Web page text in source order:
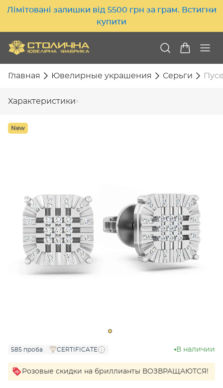
Лімітовані залишки від 5500 грн за грам. Встигни
купити
Главная Ювелирные украшения Серьги
Характеристики
New
585 проба CERTIFICATE В наличии
Розовые скидки на бриллианты ВОЗВРАЩАЮТСЯ!